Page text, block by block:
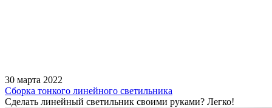
30 марта 2022
Сборка тонкого линейного светильника
Сделать линейный светильник своими руками? Легко!